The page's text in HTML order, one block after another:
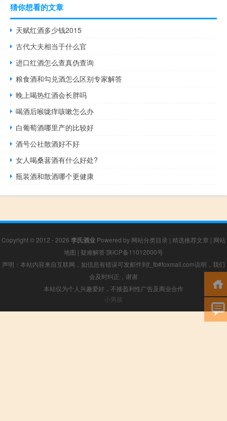
猜你想看的文章
天赋红酒多少钱2015
古代大夫相当于什么官
进口红酒怎么查真伪查询
粮食酒和勾兑酒怎么区别专家解答
晚上喝热红酒会长胖吗
喝酒后喉咙痒咳嗽怎么办
白葡萄酒哪里产的比较好
酒号公社散酒好不好
女人喝桑葚酒有什么好处?
瓶装酒和散酒哪个更健康
Copyright © 2012 - 2026 李氏酒业 Powered by 网站分类目录 | 精选推荐文章 | 网站
地图 | 疑难解答 陕ICP备11012000号
声明：本站内容来自互联网，如信息有错误可发邮件到f_fb#foxmail.com说明，我们
会及时纠正，谢谢
本站仅为个人兴趣爱好，不接盈利性广告及商业合作
小男孩